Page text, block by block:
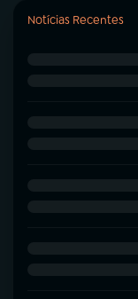
Notícias Recentes